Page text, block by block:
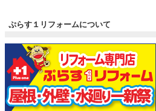
ぷらす１リフォームについて